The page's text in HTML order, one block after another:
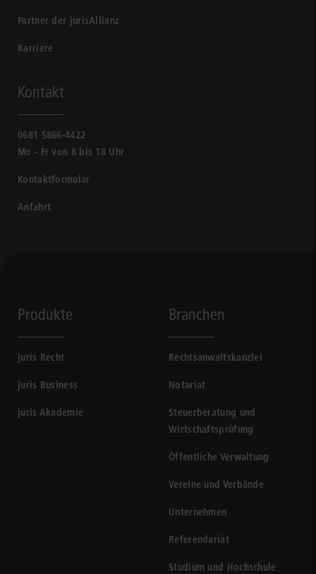
Partner der jurisAllianz
Karriere
Kontakt
0681 5866-4422
Mo - Fr von 8 bis 18 Uhr
Kontaktformular
Anfahrt
Produkte
juris Recht
juris Business
juris Akademie
Branchen
Rechtsanwaltskanzlei
Notariat
Steuerberatung und
Wirtschaftsprüfung
Öffentliche Verwaltung
Vereine und Verbände
Unternehmen
Referendariat
Studium und Hochschule